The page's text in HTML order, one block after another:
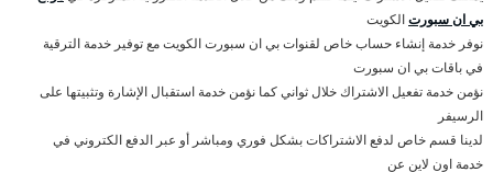
بي ان سبورتالكويت
نوفر خدمة إنشاء حساب خاص لقنوات بي ان سبورت الكويت مع توفير خدمة الترقية
في باقات بي ان سبورت
نؤمن خدمة تفعيل الاشتراك خلال ثواني كما نؤمن خدمة استقبال الإشارة وتثبيتها على
الرسيفر
لدينا قسم خاص لدفع الاشتراكات بشكل فوري ومباشر أو عبر الدفع الكتروني في
خدمة اون لاين عن